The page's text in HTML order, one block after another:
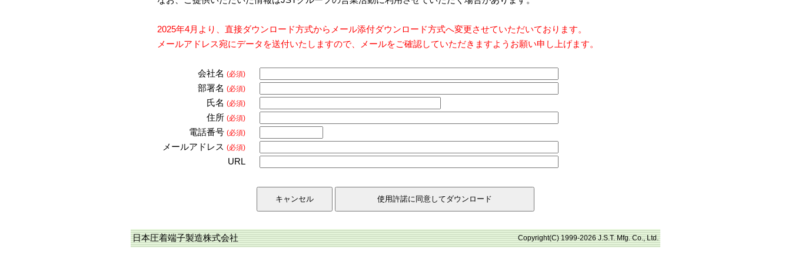
2025年4月より、直接ダウンロード方式からメール添付ダウンロード方式へ変更させていただいております。
メールアドレス宛にデータを送付いたしますので、メールをご確認していただきますようお願い申し上げます。
会社名 (必須)
部署名 (必須)
氏名 (必須)
住所 (必須)
電話番号 (必須)
メールアドレス (必須)
URL
日本圧着端子製造株式会社 Copyright(C) 1999-2026 J.S.T. Mfg. Co., Ltd.